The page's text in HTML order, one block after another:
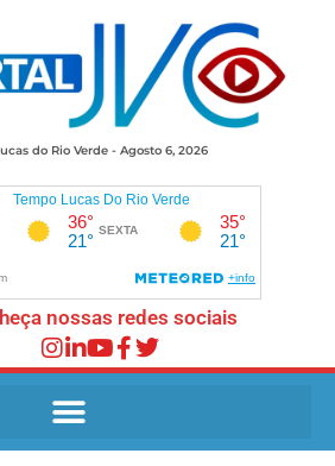
do Rio Verde - Agosto 6, 2026
nossas redes sociais